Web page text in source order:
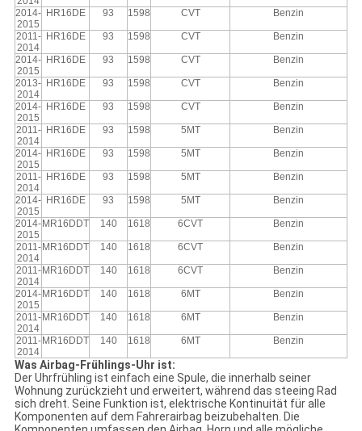
2014-
2015
HR16DE 93 1598 CVT Benzin
2011-
2014
HR16DE 93 1598 CVT Benzin
2014-
2015
HR16DE 93 1598 CVT Benzin
2013-
2014
HR16DE 93 1598 CVT Benzin
2014-
2015
HR16DE 93 1598 CVT Benzin
2011-
2014
HR16DE 93 1598 5MT Benzin
2014-
2015
HR16DE 93 1598 5MT Benzin
2011-
2014
HR16DE 93 1598 5MT Benzin
2014-
2015
HR16DE 93 1598 5MT Benzin
2014-
2015
MR16DDT 140 1618 6CVT Benzin
2011-
2014
MR16DDT 140 1618 6CVT Benzin
2011-
2014
MR16DDT 140 1618 6CVT Benzin
2014-
2015
MR16DDT 140 1618 6MT Benzin
2011-
2014
MR16DDT 140 1618 6MT Benzin
2011-
2014
MR16DDT 140 1618 6MT Benzin
Was Airbag-Frühlings-Uhr ist:
Der Uhrfrühling ist einfach eine Spule, die innerhalb seiner
Wohnung zurückzieht und erweitert, während das steeing Rad
sich dreht. Seine Funktion ist, elektrische Kontinuität für alle
Komponenten auf dem Fahrerairbag beizubehalten. Die